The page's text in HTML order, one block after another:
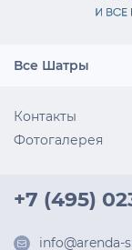
Все Шатры
Контакты
Фотогалерея
+7 (495)
info@arenda-